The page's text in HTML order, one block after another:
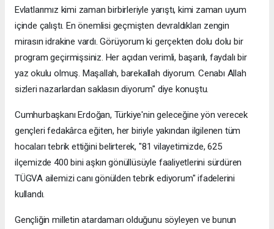
Evlatlarımız kimi zaman birbirleriyle yarıştı, kimi zaman uyum
içinde çalıştı. En önemlisi geçmişten devraldıkları zengin
mirasın idrakine vardı. Görüyorum ki gerçekten dolu dolu bir
program geçirmişsiniz. Her açıdan verimli, başarılı, faydalı bir
yaz okulu olmuş. Maşallah, barekallah diyorum. Cenabı Allah
sizleri nazarlardan saklasın diyorum" diye konuştu.
Cumhurbaşkanı Erdoğan, Türkiye'nin geleceğine yön verecek
gençleri fedakârca eğiten, her biriyle yakından ilgilenen tüm
hocaları tebrik ettiğini belirterek, "81 vilayetimizde, 625
ilçemizde 400 bini aşkın gönüllüsüyle faaliyetlerini sürdüren
TÜGVA ailemizi canı gönülden tebrik ediyorum" ifadelerini
kullandı.
Gençliğin milletin atardamarı olduğunu söyleyen ve bunun